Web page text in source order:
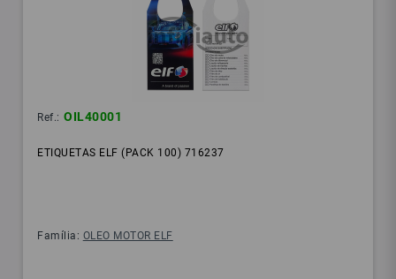
Ref.: OIL40001
ETIQUETAS ELF (PACK 100) 716237
Família: OLEO MOTOR ELF